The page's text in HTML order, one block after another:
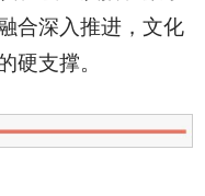
合深入推进，文化
硬支撑。